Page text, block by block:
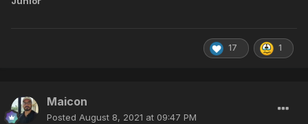
17 1
Maicon
Posted August 8, 2021 at 09:47 PM